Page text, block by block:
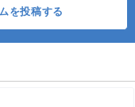
は？
を投稿する